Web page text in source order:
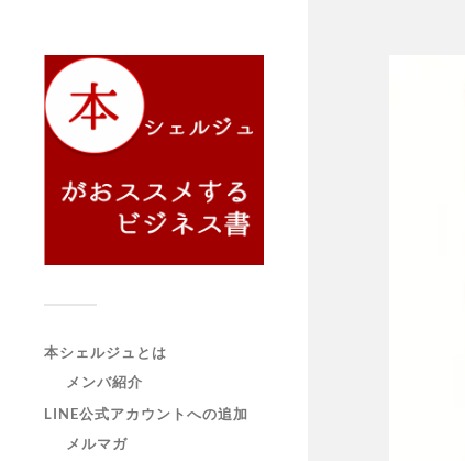
本シェルジュとは
メンバ紹介
LINE公式アカウントへの追加
メルマガ